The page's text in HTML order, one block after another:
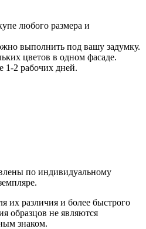
любого размера и
выполнить под вашу задумку.
цветов в одном фасаде.
1-2 рабочих дней.
по индивидуальному
их различия и более быстрого
образцов не являются
знаком.